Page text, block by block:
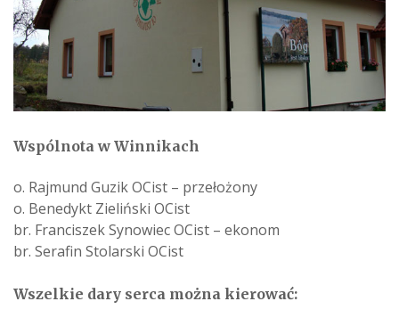
Wspólnota w Winnikach
o. Rajmund Guzik OCist – przełożony
o. Benedykt Zieliński OCist
br. Franciszek Synowiec OCist – ekonom
br. Serafin Stolarski OCist
Wszelkie dary serca można kierować: